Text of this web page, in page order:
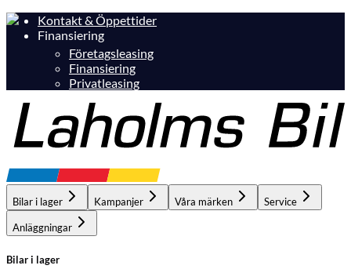
Kontakt & Öppettider
Finansiering
Företagsleasing
Finansiering
Privatleasing
Bilar i lager Kampanjer Våra märken Service
Anläggningar
Bilar i lager